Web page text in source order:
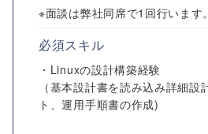
※面談は弊社同席で1回行います。
必須スキル
・Linuxの設計構築経験
（基本設計書を読み込み詳細設
ト、運用手順書の作成)